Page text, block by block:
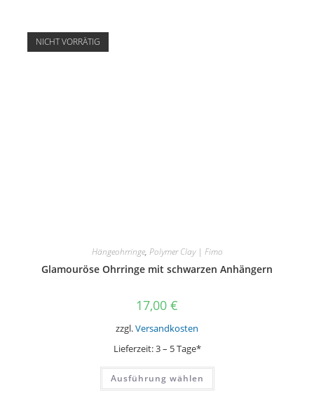
NICHT VORRÄTIG
Hängeohrringe, Polymer Clay | Fimo
Glamouröse Ohrringe mit schwarzen Anhängern
17,00 €
zzgl.Versandkosten
Lieferzeit:3 – 5 Tage*
Ausführung wählen
Dieses
weist